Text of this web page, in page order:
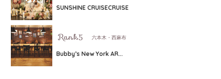
SUNSHINE CRUISECRUISE
六本木・西麻布
Bubby’s New York AR...